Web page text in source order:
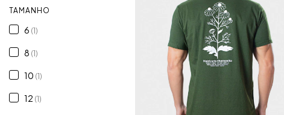
TAMANHO
6 (1)
8 (1)
10 (1)
12 (1)